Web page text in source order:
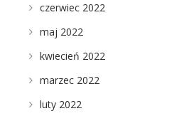
czerwiec 2022
maj 2022
kwiecień 2022
marzec 2022
luty 2022